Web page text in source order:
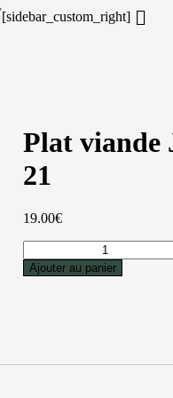
[sidebar_custom_right]
Plat viande
21
19.00€
Ajouter au panier